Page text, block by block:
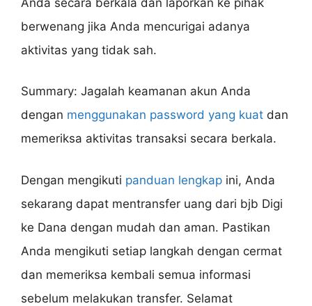
berwenang jika Anda mencurigai adanya
aktivitas yang tidak sah.
Summary: Jagalah keamanan akun Anda
dengan menggunakan password yang kuat dan
memeriksa aktivitas transaksi secara berkala.
Dengan mengikuti panduan lengkap ini, Anda
sekarang dapat mentransfer uang dari bjb Digi
ke Dana dengan mudah dan aman. Pastikan
Anda mengikuti setiap langkah dengan cermat
dan memeriksa kembali semua informasi
sebelum melakukan transfer. Selamat